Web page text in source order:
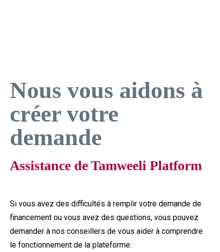
Nous vous aidons à
créer votre
demande
Assistance de Tamweeli Platform
Si vous avez des difficultés à remplir votre demande de
financement ou vous avez des questions, vous pouvez
demander à nos conseillers de vous aider à comprendre
le fonctionnement de la plateforme: